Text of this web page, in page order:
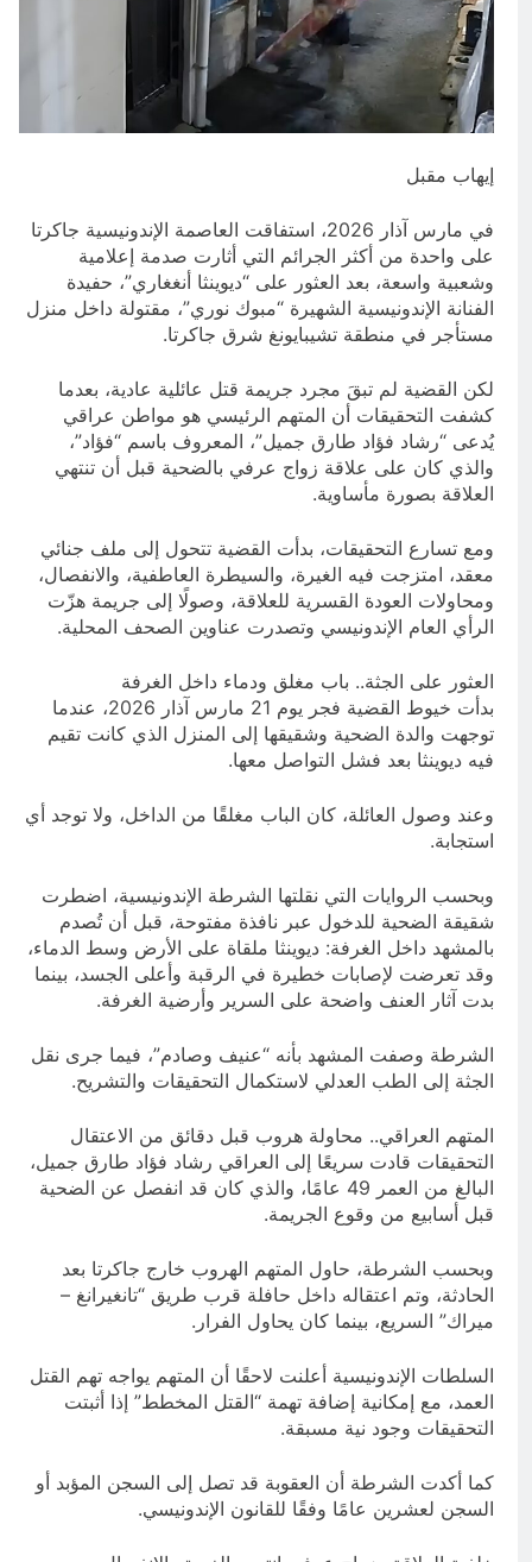
5 ساعات Ago
قويدات مجلس قيادة ثورة الإطار
التسخيتي, من اصحاب الكساء الى
المعصوبين الاثني عشر، حجج اللات
إيهاب مقبل
في مارس آذار 2026، استفاقت العاصمة الإندونيسية جاكرتا
على واحدة من أكثر الجرائم التي أثارت صدمة إعلامية
وشعبية واسعة، بعد العثور على “ديوينثا أنغغاري”، حفيدة
الفنانة الإندونيسية الشهيرة “مبوك نوري”، مقتولة داخل منزل
مستأجر في منطقة تشيبايونغ شرق جاكرتا.
لكن القضية لم تبقَ مجرد جريمة قتل عائلية عادية، بعدما
كشفت التحقيقات أن المتهم الرئيسي هو مواطن عراقي
يُدعى “رشاد فؤاد طارق جميل”، المعروف باسم “فؤاد”،
والذي كان على علاقة زواج عرفي بالضحية قبل أن تنتهي
العلاقة بصورة مأساوية.
ومع تسارع التحقيقات، بدأت القضية تتحول إلى ملف جنائي
معقد، امتزجت فيه الغيرة، والسيطرة العاطفية، والانفصال،
ومحاولات العودة القسرية للعلاقة، وصولًا إلى جريمة هزّت
الرأي العام الإندونيسي وتصدرت عناوين الصحف المحلية.
العثور على الجثة.. باب مغلق ودماء داخل الغرفة
بدأت خيوط القضية فجر يوم 21 مارس آذار 2026، عندما
توجهت والدة الضحية وشقيقها إلى المنزل الذي كانت تقيم
فيه ديوينثا بعد فشل التواصل معها.
وعند وصول العائلة، كان الباب مغلقًا من الداخل، ولا توجد أي
استجابة.
وبحسب الروايات التي نقلتها الشرطة الإندونيسية، اضطرت
شقيقة الضحية للدخول عبر نافذة مفتوحة، قبل أن تُصدم
بالمشهد داخل الغرفة: ديوينثا ملقاة على الأرض وسط الدماء،
وقد تعرضت لإصابات خطيرة في الرقبة وأعلى الجسد، بينما
بدت آثار العنف واضحة على السرير وأرضية الغرفة.
الشرطة وصفت المشهد بأنه “عنيف وصادم”، فيما جرى نقل
الجثة إلى الطب العدلي لاستكمال التحقيقات والتشريح.
المتهم العراقي.. محاولة هروب قبل دقائق من الاعتقال
التحقيقات قادت سريعًا إلى العراقي رشاد فؤاد طارق جميل،
البالغ من العمر 49 عامًا، والذي كان قد انفصل عن الضحية
قبل أسابيع من وقوع الجريمة.
وبحسب الشرطة، حاول المتهم الهروب خارج جاكرتا بعد
الحادثة، وتم اعتقاله داخل حافلة قرب طريق “تانغيرانغ –
ميراك” السريع، بينما كان يحاول الفرار.
السلطات الإندونيسية أعلنت لاحقًا أن المتهم يواجه تهم القتل
العمد، مع إمكانية إضافة تهمة “القتل المخطط” إذا أثبتت
التحقيقات وجود نية مسبقة.
كما أكدت الشرطة أن العقوبة قد تصل إلى السجن المؤبد أو
السجن لعشرين عامًا وفقًا للقانون الإندونيسي.